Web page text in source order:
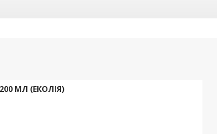
МЛ (ЕКОЛІЯ)